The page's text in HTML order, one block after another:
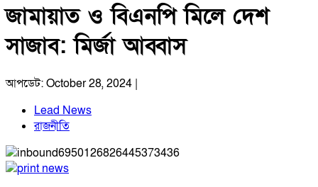
জামায়াত ও বিএনপি মিলে দেশ
সাজাব: মির্জা আব্বাস
আপডেট: October 28, 2024 |
Lead News
রাজনীতি